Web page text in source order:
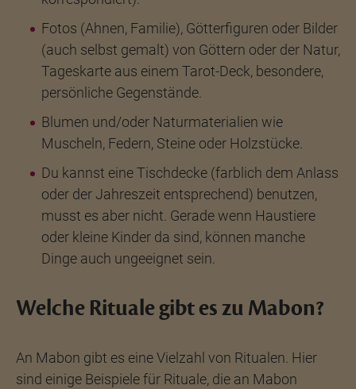
Fotos (Ahnen, Familie), Götterfiguren oder Bilder
(auch selbst gemalt) von Göttern oder der Natur,
Tageskarte aus einem Tarot-Deck, besondere,
persönliche Gegenstände.
Blumen und/oder Naturmaterialien wie
Muscheln, Federn, Steine oder Holzstücke.
Du kannst eine Tischdecke (farblich dem Anlass
oder der Jahreszeit entsprechend) benutzen,
musst es aber nicht. Gerade wenn Haustiere
oder kleine Kinder da sind, können manche
Dinge auch ungeeignet sein.
Welche Rituale gibt es zu Mabon?
An Mabon gibt es eine Vielzahl von Ritualen. Hier
sind einige Beispiele für Rituale, die an Mabon